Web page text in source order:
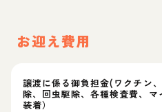
お迎え費用
譲渡に係る御負担金(ワクチン
除、回虫駆除、各種検査費、マ
装着）